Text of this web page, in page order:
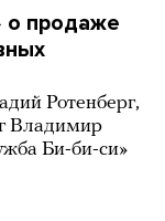
о продаже
Ротенберг,
Владимир
Би-би-си»